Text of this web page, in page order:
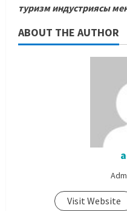
туризм индустриясы
ABOUT THE AUTHOR
Visit Website